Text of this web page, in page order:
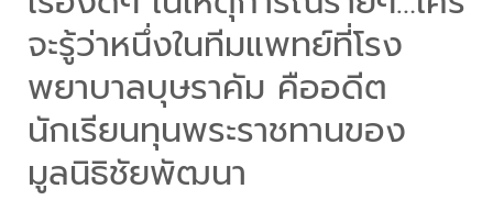
จะรู้ว่าหนึ่งในทีมแพทย์ที่โรง
พยาบาลบุษราคัม คืออดีต
นักเรียนทุนพระราชทานของ
มูลนิธิชัยพัฒนา